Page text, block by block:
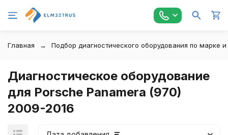
Главная Подбор диагностического оборудования по марке
Диагностическое оборудование
для Porsche Panamera (970)
2009-2016